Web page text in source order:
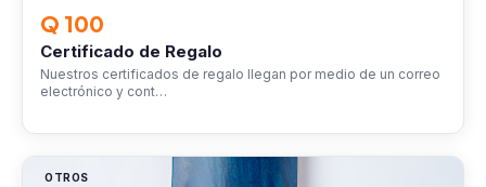
Q 100
Certificado de Regalo
Nuestros certificados de regalo llegan por medio de un correo
electrónico y cont…
OTROS